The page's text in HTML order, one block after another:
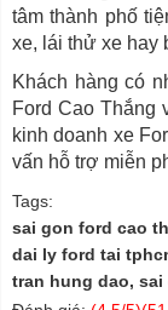
tâm thành phố
xe, lái thử xe hay
Khách hàng có
Ford Cao Thắng
kinh doanh xe
vấn hỗ trợ miễn
Tags:
sai gon ford cao
dai ly ford tai
tran hung dao,